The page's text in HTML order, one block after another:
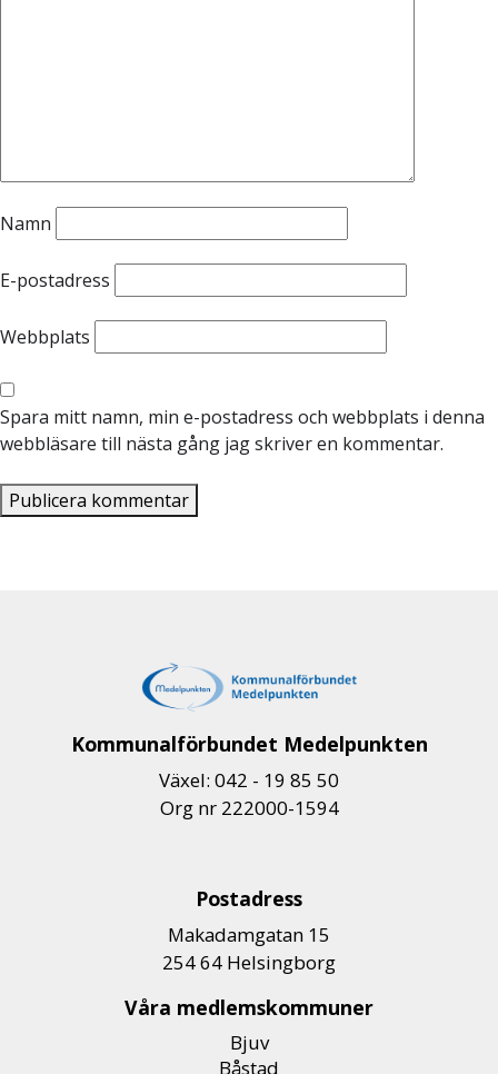
Namn
E-postadress
Webbplats
Spara mitt namn, min e-postadress och webbplats i denna
webbläsare till nästa gång jag skriver en kommentar.
Kommunalförbundet Medelpunkten
Växel: 042 - 19 85 50
Org nr 222000-1594
Postadress
Makadamgatan 15
254 64 Helsingborg
Våra medlemskommuner
Bjuv
Båstad